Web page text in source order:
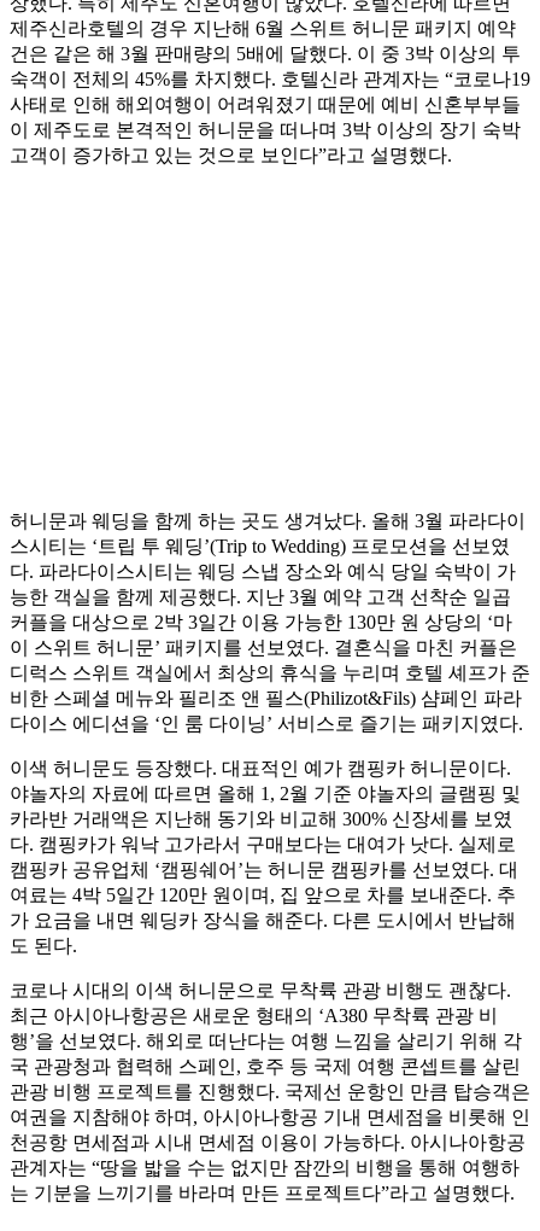
제주신라호텔의 경우 지난해 6월 스위트 허니문 패키지 예약
건은 같은 해 3월 판매량의 5배에 달했다. 이 중 3박 이상의 투
숙객이 전체의 45%를 차지했다. 호텔신라 관계자는 “코로나19
사태로 인해 해외여행이 어려워졌기 때문에 예비 신혼부부들
이 제주도로 본격적인 허니문을 떠나며 3박 이상의 장기 숙박
고객이 증가하고 있는 것으로 보인다”라고 설명했다.
허니문과 웨딩을 함께 하는 곳도 생겨났다. 올해 3월 파라다이
스시티는 ‘트립 투 웨딩’(Trip to Wedding) 프로모션을 선보였
다. 파라다이스시티는 웨딩 스냅 장소와 예식 당일 숙박이 가
능한 객실을 함께 제공했다. 지난 3월 예약 고객 선착순 일곱
커플을 대상으로 2박 3일간 이용 가능한 130만 원 상당의 ‘마
이 스위트 허니문’ 패키지를 선보였다. 결혼식을 마친 커플은
디럭스 스위트 객실에서 최상의 휴식을 누리며 호텔 셰프가 준
비한 스페셜 메뉴와 필리조 앤 필스(Philizot&Fils) 샴페인 파라
다이스 에디션을 ‘인 룸 다이닝’ 서비스로 즐기는 패키지였다.
이색 허니문도 등장했다. 대표적인 예가 캠핑카 허니문이다.
야놀자의 자료에 따르면 올해 1, 2월 기준 야놀자의 글램핑 및
카라반 거래액은 지난해 동기와 비교해 300% 신장세를 보였
다. 캠핑카가 워낙 고가라서 구매보다는 대여가 낫다. 실제로
캠핑카 공유업체 ‘캠핑쉐어’는 허니문 캠핑카를 선보였다. 대
여료는 4박 5일간 120만 원이며, 집 앞으로 차를 보내준다. 추
가 요금을 내면 웨딩카 장식을 해준다. 다른 도시에서 반납해
도 된다.
코로나 시대의 이색 허니문으로 무착륙 관광 비행도 괜찮다.
최근 아시아나항공은 새로운 형태의 ‘A380 무착륙 관광 비
행’을 선보였다. 해외로 떠난다는 여행 느낌을 살리기 위해 각
국 관광청과 협력해 스페인, 호주 등 국제 여행 콘셉트를 살린
관광 비행 프로젝트를 진행했다. 국제선 운항인 만큼 탑승객은
여권을 지참해야 하며, 아시아나항공 기내 면세점을 비롯해 인
천공항 면세점과 시내 면세점 이용이 가능하다. 아시나아항공
관계자는 “땅을 밟을 수는 없지만 잠깐의 비행을 통해 여행하
는 기분을 느끼기를 바라며 만든 프로젝트다”라고 설명했다.